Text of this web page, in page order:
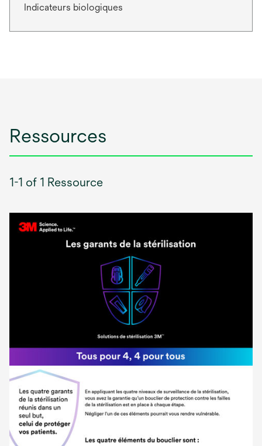
Indicateurs biologiques
Ressources
1-1 of 1 Ressource